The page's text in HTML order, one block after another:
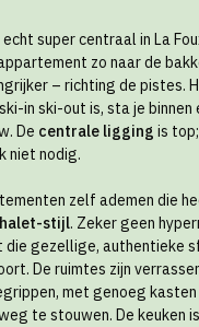
super centraal in La
zo naar de
– richting de pistes.
in ski-out is, sta je binnen
De centrale ligging is
niet nodig.
zelf ademen die
stijl. Zeker geen
die gezellige, authentieke
De ruimtes zijn
met genoeg kasten
te stouwen. De keuken